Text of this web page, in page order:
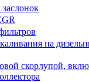
на
скорлупой,